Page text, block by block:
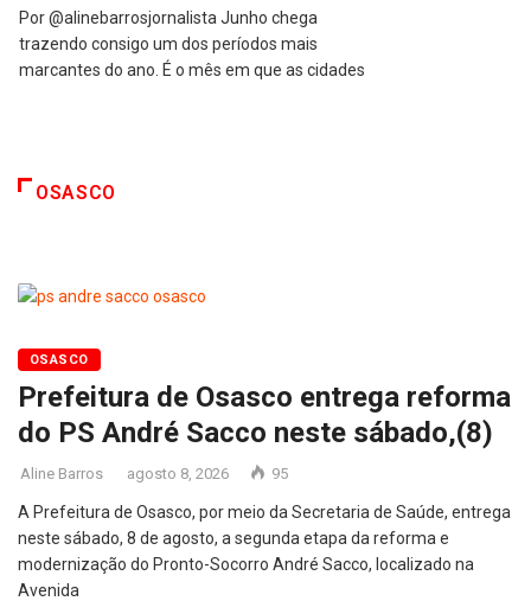
Por @alinebarrosjornalista Junho chega
trazendo consigo um dos períodos mais
marcantes do ano. É o mês em que as cidades
OSASCO
OSASCO
Prefeitura de Osasco entrega reforma
do PS André Sacco neste sábado,(8)
Aline Barros agosto 8, 2026 95
A Prefeitura de Osasco, por meio da Secretaria de Saúde, entrega
neste sábado, 8 de agosto, a segunda etapa da reforma e
modernização do Pronto-Socorro André Sacco, localizado na
Avenida